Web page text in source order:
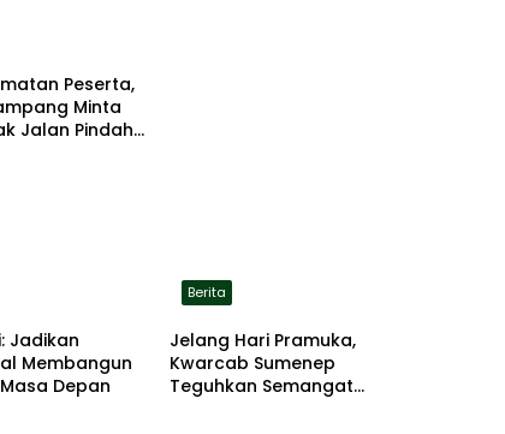
Peserta,
Minta
Jalan Pindah
Jadikan
Membangun
Depan
Berita
Jelang Hari Pramuka,
Kwarcab Sumenep
Teguhkan Semangat